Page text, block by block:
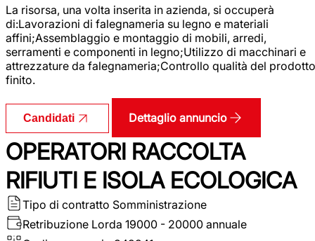
La risorsa, una volta inserita in azienda, si occuperà
di:Lavorazioni di falegnameria su legno e materiali
affini;Assemblaggio e montaggio di mobili, arredi,
serramenti e componenti in legno;Utilizzo di macchinari e
attrezzature da falegnameria;Controllo qualità del prodotto
finito.
Candidati Dettaglio annuncio
OPERATORI RACCOLTA
RIFIUTI E ISOLA ECOLOGICA
Tipo di contratto Somministrazione
Retribuzione Lorda 19000 - 20000 annuale